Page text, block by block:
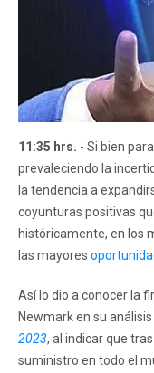
11:35 hrs. - Si bien
prevaleciendo la
la tendencia a
coyunturas positivas
históricamente, en los
las mayores
Así lo dio a conocer la
Newmark en su análisis
2023, al indicar que
suministro en todo el